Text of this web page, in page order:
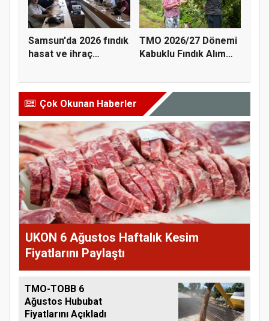
Samsun'da 2026 fındık
hasat ve ihraç
TMO 2026/27 Dönemi
Kabuklu Fındık Alım
Çok Okunan Haberler
UKON 6 Ağustos Haftalık Kesim
Fiyatlarını Paylaştı
TMO-TOBB 6
Ağustos Hububat
Fiyatlarını Açıkladı